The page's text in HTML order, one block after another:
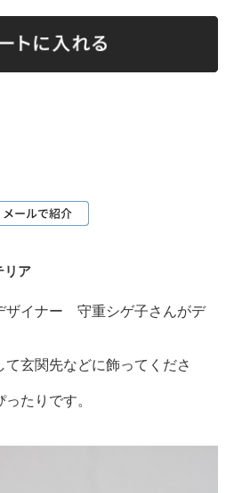
リア
ザイナー 守重シゲ子さんがデ
玄関先などに飾ってくださ
たりです。